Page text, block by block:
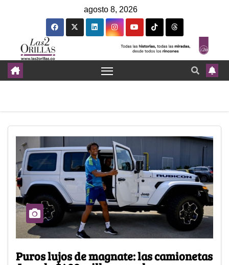
agosto 8, 2026
Puros lujos de magnate: las camionetas